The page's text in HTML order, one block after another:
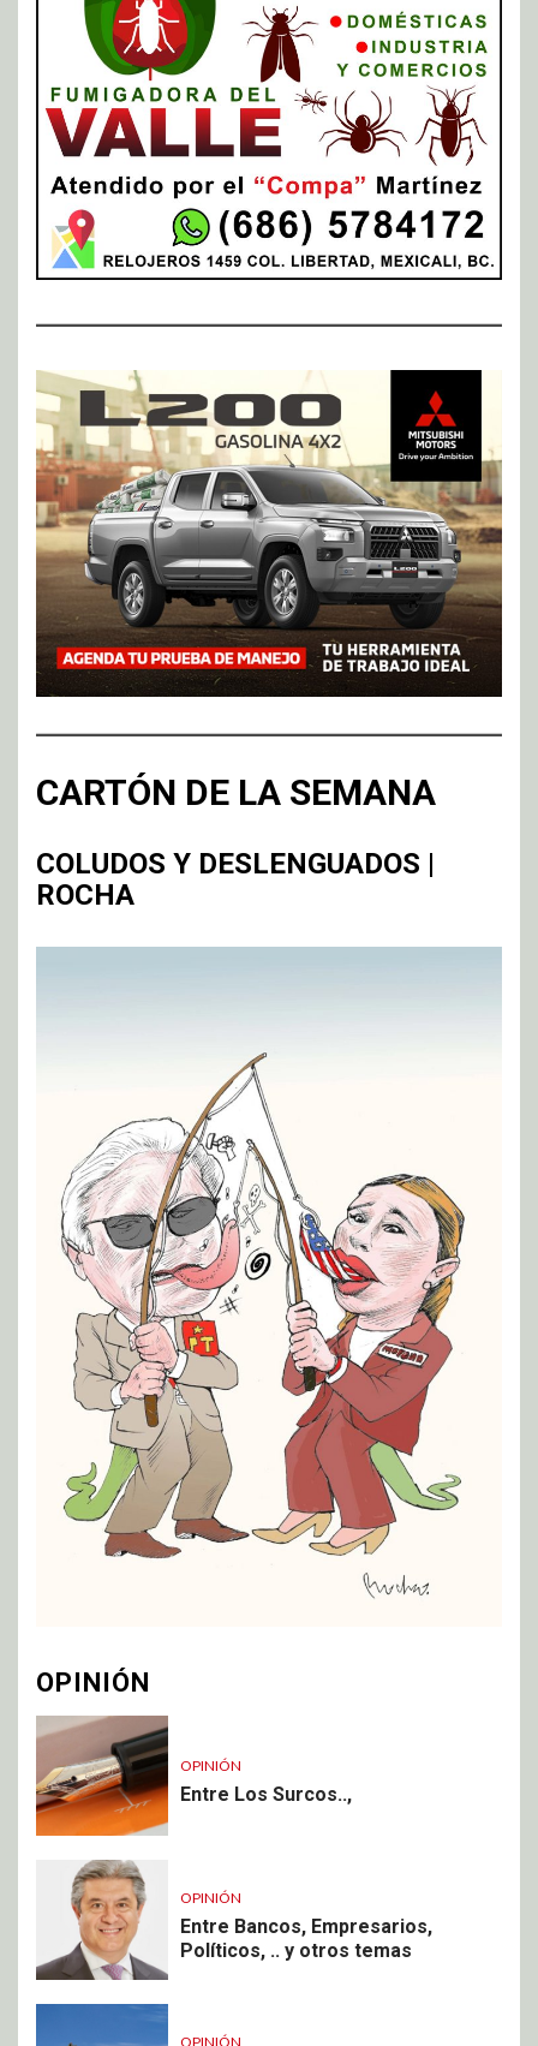
CARTÓN DE LA SEMANA
COLUDOS Y DESLENGUADOS |
ROCHA
OPINIÓN
OPINIÓN
Entre Los Surcos..,
OPINIÓN
Entre Bancos, Empresarios,
Políticos, .. y otros temas
OPINIÓN